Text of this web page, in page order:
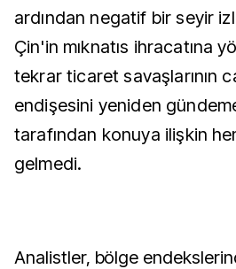
ardından negatif bir seyir
Çin'in mıknatıs ihracatına
tekrar ticaret savaşlarının
endişesini yeniden
tarafından konuya ilişkin
gelmedi.
Analistler, bölge